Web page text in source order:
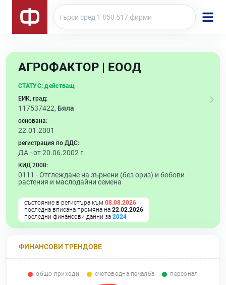
АГРОФАКТОР | ЕООД
СТАТУС: действащ
ЕИК, град:
117537422, Бяла
основана:
22.01.2001
регистрация по ДДС:
ДА - от 20.06.2002 г.
КИД 2008:
0111 -Отглеждане на зърнени (без ориз) и бобови
растения и маслодайни семена
състояние в регистъра към 08.08.2026
последна вписана промяна на 22.02.2026
последни финансови данни за 2024
ФИНАНСОВИ ТРЕНДОВЕ
общо приходи счетоводна печалба персонал